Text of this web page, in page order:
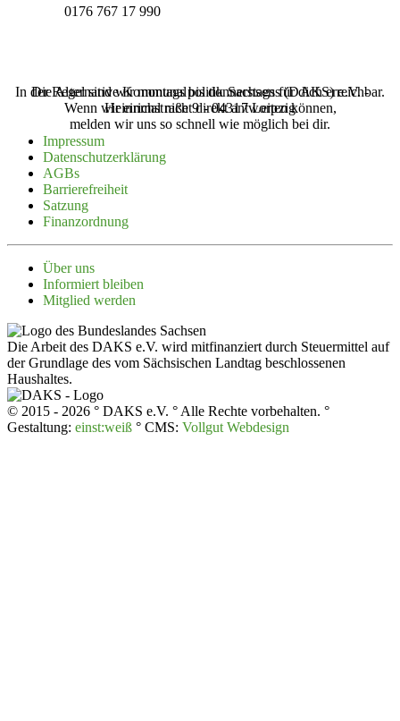
0176 767 17 990
Die Alternative Kommunalpolitik Sachsens (‌DAKS‌) e.V. -
Heinrichstraße 9 - 04317 Leipzig
In der Regel sind wir montags bis donnerstags für dich erreichbar.
Wenn wir einmal nicht direkt antworten können,
melden wir uns so schnell wie möglich bei dir.
Impressum
Daten­schutz­er­klärung
AGBs
Barrie­re­freiheit
Satzung
Finanz­ordnung
Über uns
Infor­miert bleiben
Mitglied werden
Die Arbeit des DAKS e.V. wird mitfinanziert durch Steuermittel auf
der Grundlage des vom Sächsischen Landtag beschlossenen
Haushaltes.
© 2015 - 2026 ° DAKS e.V. ° Alle Rechte vorbehalten. °
Gestaltung: einst:weiß ° CMS: Vollgut Webdesign